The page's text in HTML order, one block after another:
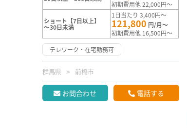
初期費用他 22,000円～
ショート【7日以上】
～30日未満
1日当たり 3,400円～
121,800 円/月～
初期費用他 16,500円～
テレワーク・在宅勤務可
群馬県 前橋市
お問合わせ 電話する